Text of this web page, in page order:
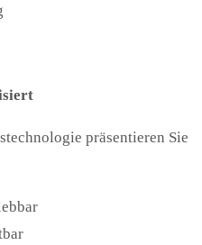
präsentieren Sie